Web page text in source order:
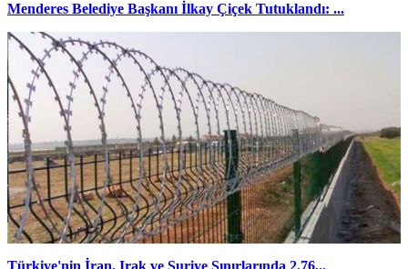
Menderes Belediye Başkanı İlkay Çiçek Tutuklandı: ...
Türkiye'nin İran, Irak ve Suriye Sınırlarında 2.76...